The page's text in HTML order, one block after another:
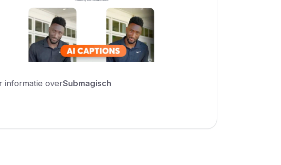
informatie overSubmagisch